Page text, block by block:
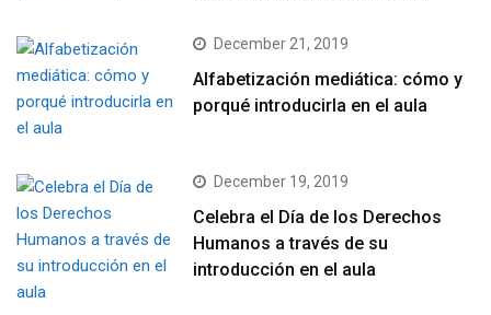
December 21, 2019
Alfabetización mediática: cómo y
porqué introducirla en el aula
December 19, 2019
Celebra el Día de los Derechos
Humanos a través de su
introducción en el aula